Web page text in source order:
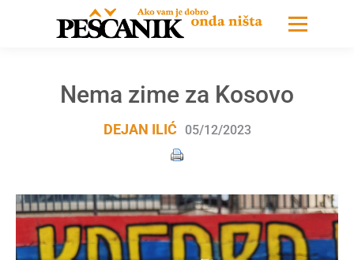
Nema zime za Kosovo
DEJAN ILIĆ 05/12/2023